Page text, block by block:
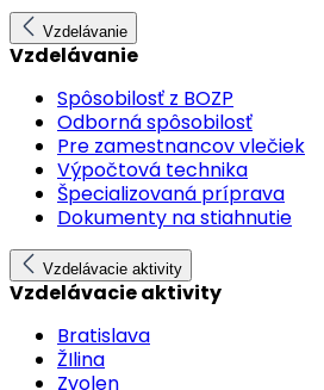
Vzdelávanie
Vzdelávanie
Spôsobilosť z BOZP
Odborná spôsobilosť
Pre zamestnancov vlečiek
Výpočtová technika
Špecializovaná príprava
Dokumenty na stiahnutie
Vzdelávacie aktivity
Vzdelávacie aktivity
Bratislava
ŽIlina
Zvolen